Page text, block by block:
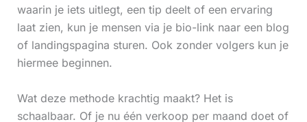
waarin je iets uitlegt, een tip deelt of een ervaring
laat zien, kun je mensen via je bio-link naar een blog
of landingspagina sturen. Ook zonder volgers kun je
hiermee beginnen.
Wat deze methode krachtig maakt? Het is
schaalbaar. Of je nu één verkoop per maand doet of